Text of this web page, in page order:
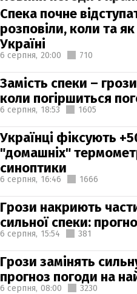
Спека почне
розповіли, коли та
Україні
6 серпня, 20:00 710
Замість спеки –
коли погіршиться
6 серпня, 18:53 1605
Українці фіксують
"домашніх"
синоптики
6 серпня, 16:46 1666
Грози накриють
сильної спеки:
6 серпня, 15:54 381
Грози замінять
прогноз погоди на
6 серпня, 08:00 3230